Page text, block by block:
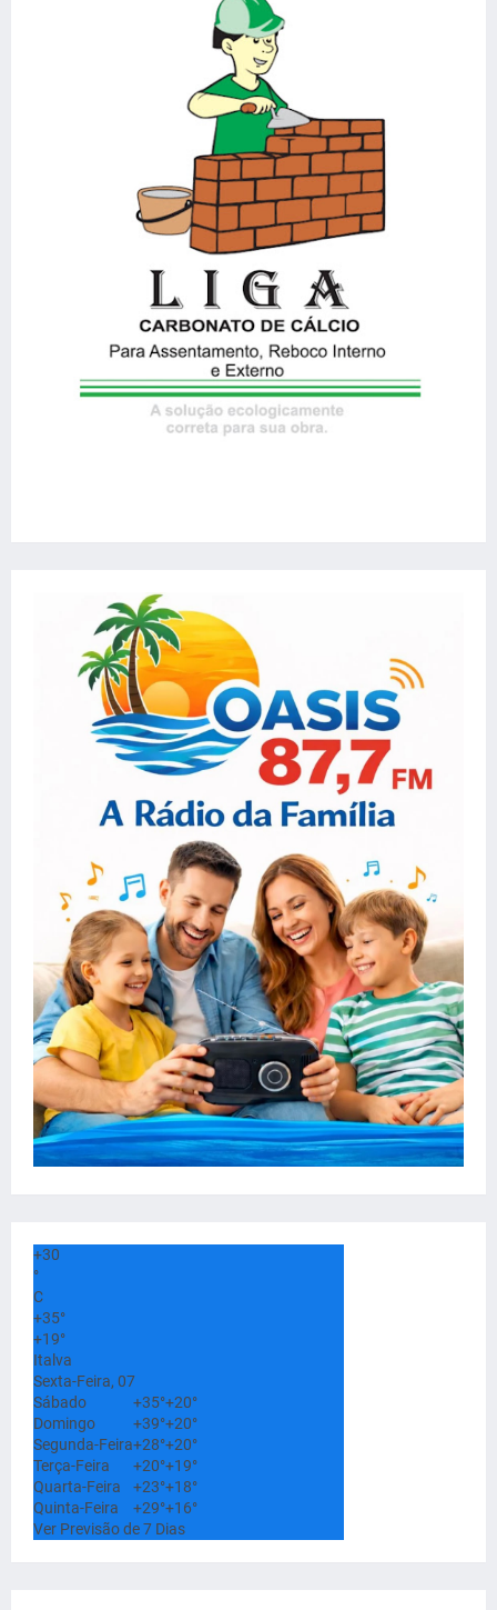
+30
°
C
+35°
+19°
Italva
Sexta-Feira, 07
Sábado
+35°+20°
Domingo
+39°+20°
Segunda-Feira+28°+20°
Terça-Feira
+20°+19°
Quarta-Feira
+23°+18°
Quinta-Feira
+29°+16°
Ver Previsão de 7 Dias